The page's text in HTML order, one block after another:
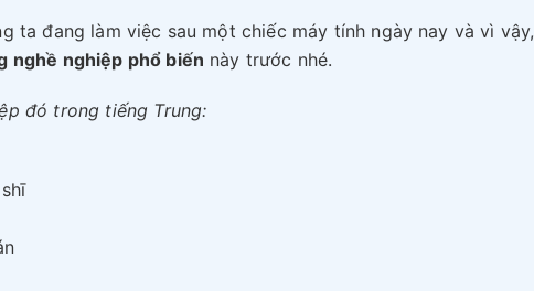
ta đang làm việc sau một chiếc máy tính ngày nay và vì vậy,
nghề nghiệp phổ biến này trước nhé.
đó trong tiếng Trung: